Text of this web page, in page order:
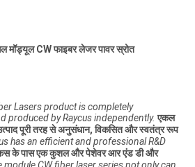
मॉड्यूल CW फाइबर लेजर पावर स्रोत
Lasers product is completely
produced by Raycus independently. एकल
पूरी तरह से अनुसंधान, विकसित और स्वतंत्र रूप
has an efficient and professional R&D
के पास एक कुशल और पेशेवर आर एंड डी और